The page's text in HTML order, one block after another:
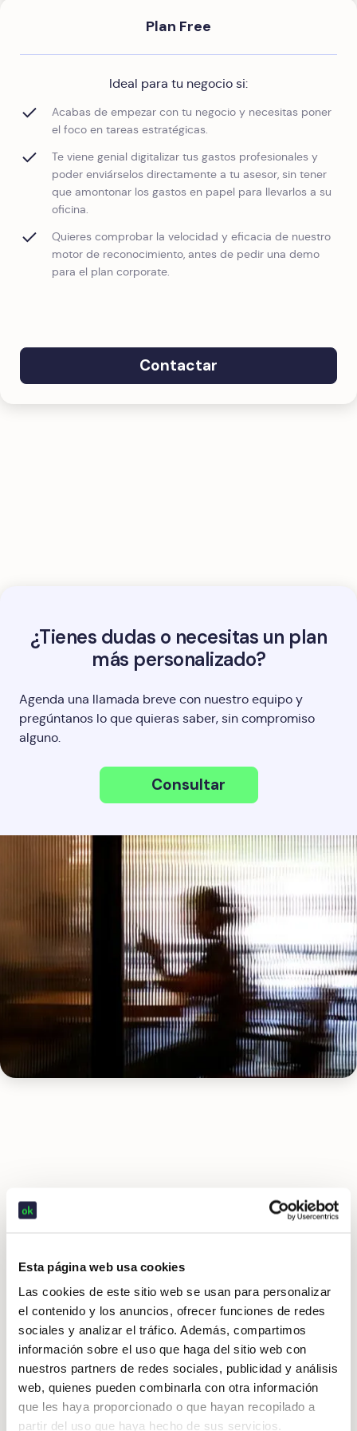
Esta página web usa cookies
Las cookies de este sitio web se usan para personalizar
el contenido y los anuncios, ofrecer funciones de redes
sociales y analizar el tráfico. Además, compartimos
información sobre el uso que haga del sitio web con
nuestros partners de redes sociales, publicidad y análisis
web, quienes pueden combinarla con otra información
que les haya proporcionado o que hayan recopilado a
partir del uso que haya hecho de sus servicios.
Plan Free
Ideal para tu negocio si:
Acabas de empezar con tu negocio y necesitas poner
el foco en tareas estratégicas.
Te viene genial digitalizar tus gastos profesionales y
poder enviárselos directamente a tu asesor, sin tener
que amontonar los gastos en papel para llevarlos a su
oficina.
Quieres comprobar la velocidad y eficacia de nuestro
motor de reconocimiento, antes de pedir una demo
para el plan corporate.
Contactar
¿Tienes dudas o necesitas un plan
más personalizado?
Agenda una llamada breve con nuestro equipo y
pregúntanos lo que quieras saber, sin compromiso
alguno.
Consultar
¿Para qué tipo de empresa o sector está
pensado Okticket?
¿Es posible cambiar de plan?